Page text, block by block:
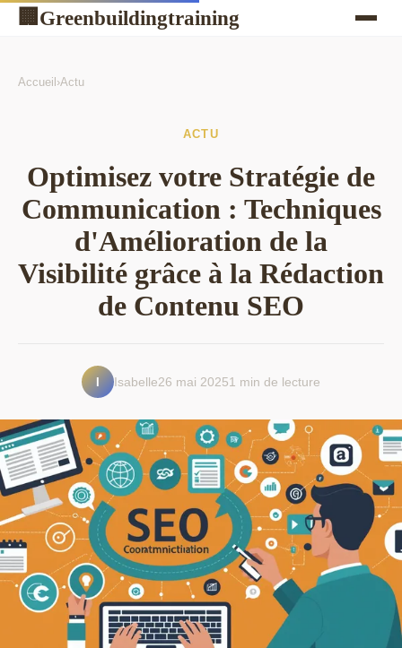
🏢 Greenbuildingtraining
Accueil ›Actu
ACTU
Optimisez votre Stratégie de
Communication : Techniques
d'Amélioration de la
Visibilité grâce à la Rédaction
de Contenu SEO
I Isabelle26 mai 20251 min de lecture